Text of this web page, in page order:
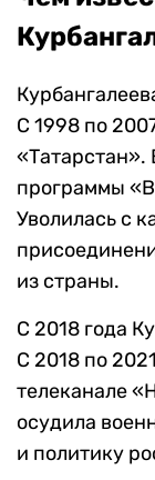
С 1998 по
«Татарстан».
программы
Уволилась с
из страны.
С 2018 года
С 2018 по
телеканале
осудила
и политику